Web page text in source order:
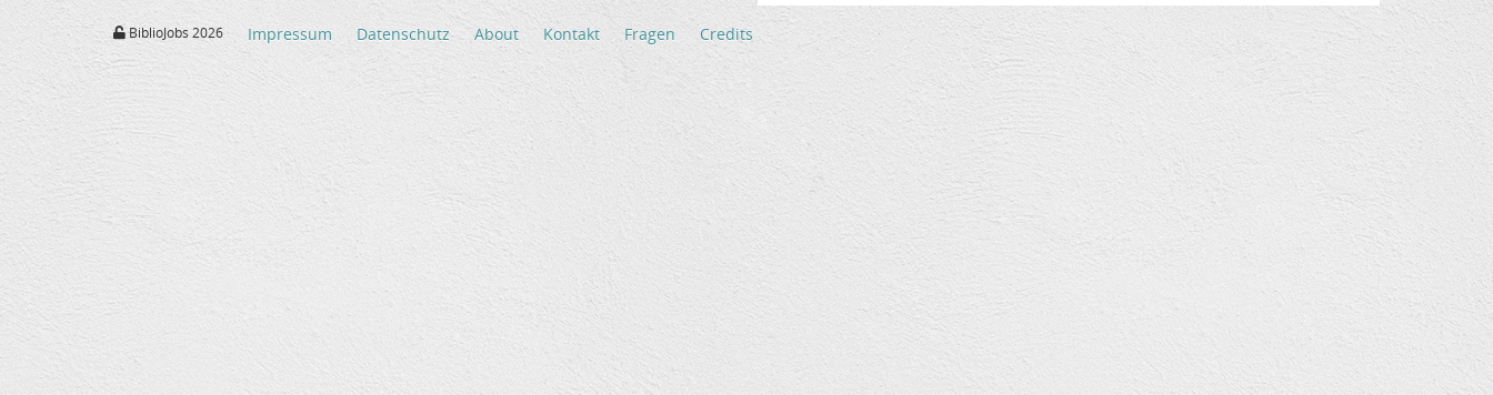
BiblioJobs 2026 Impressum Datenschutz About Kontakt Fragen Credits